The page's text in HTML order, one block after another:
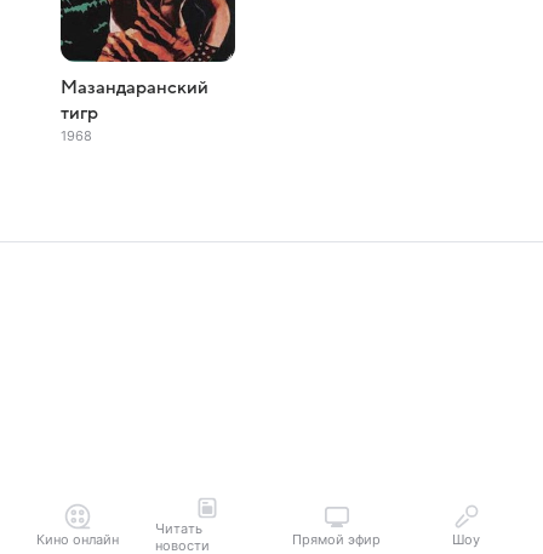
Мазандаранский
тигр
1968
Кино онлайн
Читать
новости
Прямой эфир Шоу